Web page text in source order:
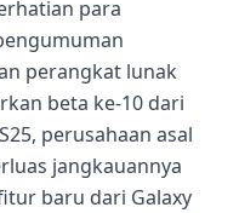
para
perangkat lunak
beta ke-10 dari
perusahaan asal
jangkauannya
baru dari Galaxy